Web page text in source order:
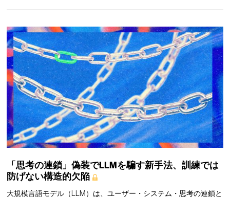
「思考の連鎖」偽装でLLMを騙す新手法、訓練では
防げない構造的欠陥
大規模言語モデル（LLM）は、ユーザー・システム・思考の連鎖と